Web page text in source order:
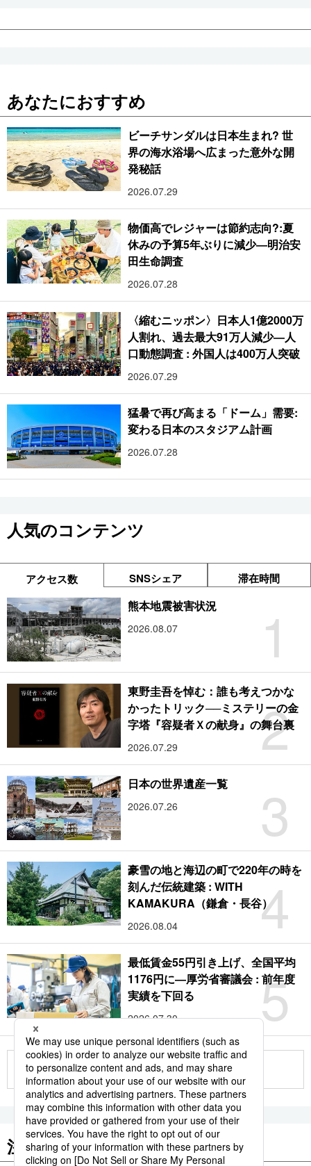
あなたにおすすめ
ビーチサンダルは日本生まれ? 世
界の海水浴場へ広まった意外な開
発秘話
2026.07.29
物価高でレジャーは節約志向?:夏
休みの予算5年ぶりに減少―明治安
田生命調査
2026.07.28
〈縮むニッポン〉日本人1億2000万
人割れ、過去最大91万人減少―人
口動態調査 : 外国人は400万人突破
2026.07.29
猛暑で再び高まる「ドーム」需要:
変わる日本のスタジアム計画
2026.07.28
人気のコンテンツ
アクセス数 SNSシェア 滞在時間
1
熊本地震被害状況
2026.08.07
2
東野圭吾を悼む：誰も考えつかな
かったトリック──ミステリーの金
字塔『容疑者Ｘの献身』の舞台裏
2026.07.29
3
日本の世界遺産一覧
2026.07.26
4
豪雪の地と海辺の町で220年の時を
刻んだ伝統建築 : WITH
KAMAKURA（鎌倉・長谷）
2026.08.04
5
最低賃金55円引き上げ、全国平均
1176円に―厚労省審議会 : 前年度
実績を下回る
2026.07.30
もっと見る
注目のキーワード